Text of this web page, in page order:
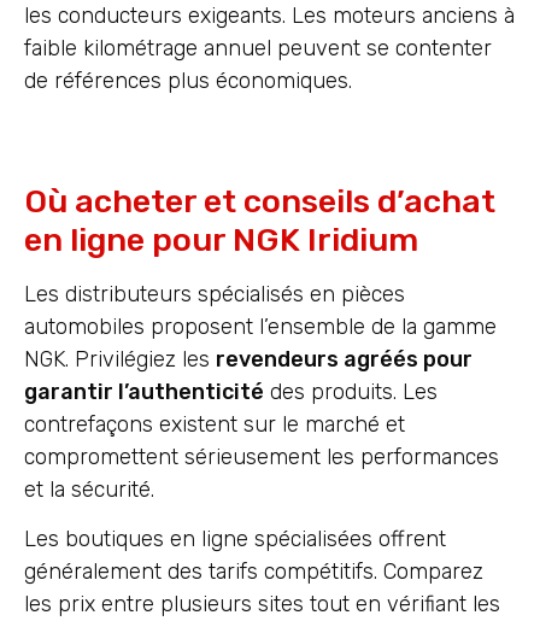
les conducteurs exigeants. Les moteurs anciens à
faible kilométrage annuel peuvent se contenter
de références plus économiques.
Où acheter et conseils d’achat
en ligne pour NGK Iridium
Les distributeurs spécialisés en pièces
automobiles proposent l’ensemble de la gamme
NGK. Privilégiez les revendeurs agréés pour
garantir l’authenticité des produits. Les
contrefaçons existent sur le marché et
compromettent sérieusement les performances
et la sécurité.
Les boutiques en ligne spécialisées offrent
généralement des tarifs compétitifs. Comparez
les prix entre plusieurs sites tout en vérifiant les